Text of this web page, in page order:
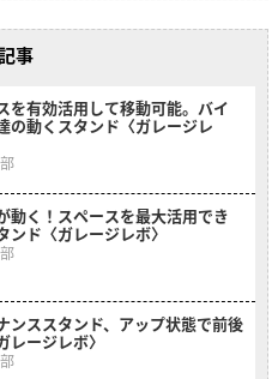
事
を有効活用して移動可能。バイ
の動くスタンド〈ガレージレ
動く！スペースを最大活用でき
ンド〈ガレージレボ〉
ンススタンド、アップ状態で前後
レージレボ〉